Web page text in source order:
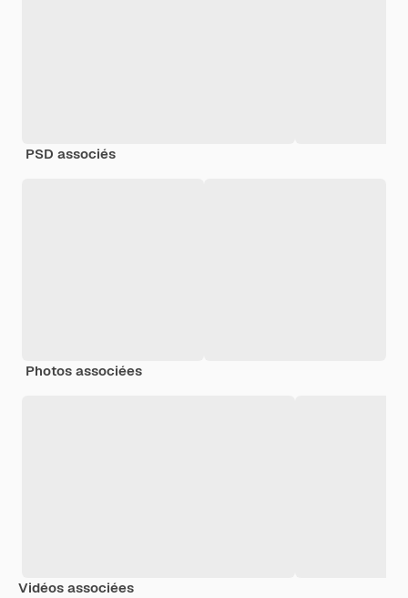
PSD associés
Photos associées
Vidéos associées